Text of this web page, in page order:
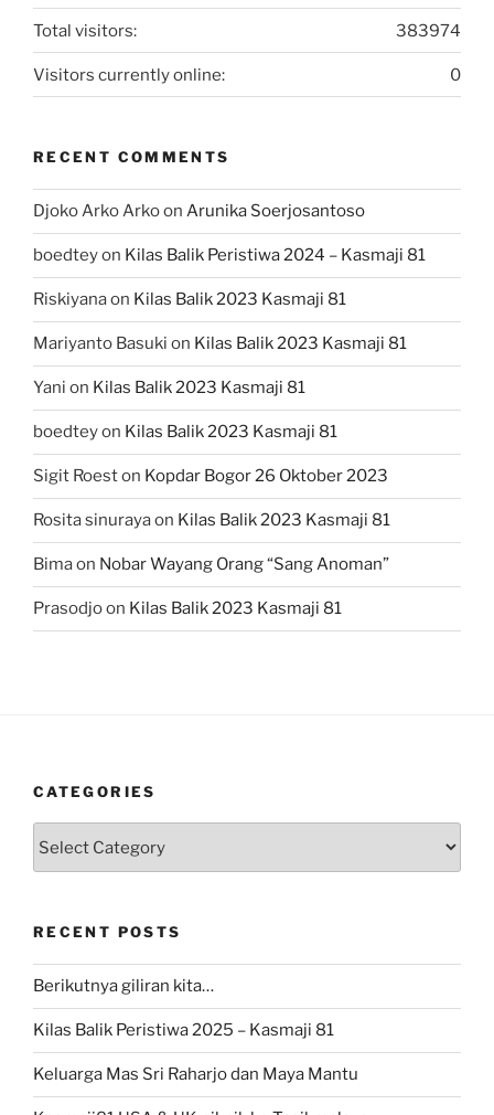
383974
Total visitors:
0
Visitors currently online:
RECENT COMMENTS
Djoko Arko Arkoon Arunika Soerjosantoso
boedteyon Kilas Balik Peristiwa 2024 – Kasmaji 81
Riskiyanaon Kilas Balik 2023 Kasmaji 81
Mariyanto Basuki on Kilas Balik 2023 Kasmaji 81
Yani on Kilas Balik 2023 Kasmaji 81
boedteyon Kilas Balik 2023 Kasmaji 81
Sigit Roeston Kopdar Bogor 26 Oktober 2023
Rosita sinurayaon Kilas Balik 2023 Kasmaji 81
Bimaon Nobar Wayang Orang “Sang Anoman”
Prasodjoon Kilas Balik 2023 Kasmaji 81
CATEGORIES
RECENT POSTS
Berikutnya giliran kita…
Kilas Balik Peristiwa 2025 – Kasmaji 81
Keluarga Mas Sri Raharjo dan Maya Mantu